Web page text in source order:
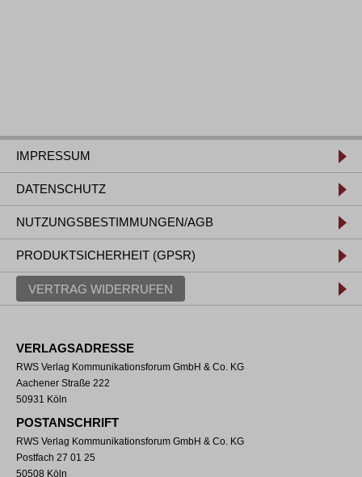
IMPRESSUM
DATENSCHUTZ
NUTZUNGSBESTIMMUNGEN/AGB
PRODUKTSICHERHEIT (GPSR)
VERTRAG WIDERRUFEN
VERLAGSADRESSE
RWS Verlag Kommunikationsforum GmbH & Co. KG
Aachener Straße 222
50931 Köln
POSTANSCHRIFT
RWS Verlag Kommunikationsforum GmbH & Co. KG
Postfach 27 01 25
50508 Köln